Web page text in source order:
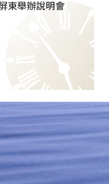
東舉辦說明會